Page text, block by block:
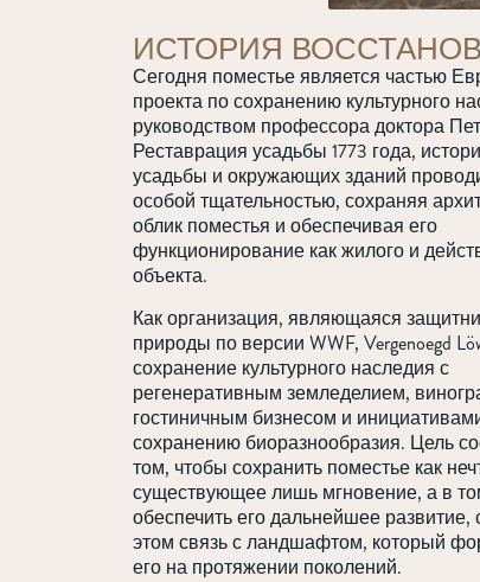
ИСТОРИЯ
Сегодня поместье является частью
проекта по сохранению культурного
руководством профессора доктора
Реставрация усадьбы 1773 года,
усадьбы и окружающих зданий
особой тщательностью, сохраняя
облик поместья и обеспечивая его
функционирование как жилого и
объекта.
Как организация, являющаяся
природы по версии WWF, Vergenoegd
сохранение культурного наследия с
регенеративным земледелием,
гостиничным бизнесом и
сохранению биоразнообразия. Цель
том, чтобы сохранить поместье как
существующее лишь мгновение, а в
обеспечить его дальнейшее развитие,
этом связь с ландшафтом, который
его на протяжении поколений.